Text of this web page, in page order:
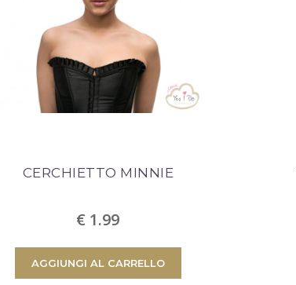
CERCHIETTO MINNIE
€ 1.99
AGGIUNGI AL CARRELLO